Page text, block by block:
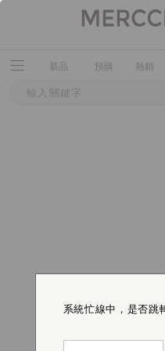
新品 預購 熱銷
系統忙線中，是否跳
系統忙線中，是否跳
系統忙線中，是否跳
系統忙線中，是否跳
系統忙線中，是否跳